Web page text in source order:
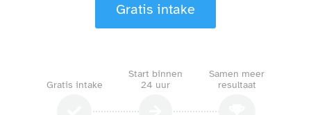
Gratis intake
Gratis intake
Start binnen
24 uur
Samen meer
resultaat